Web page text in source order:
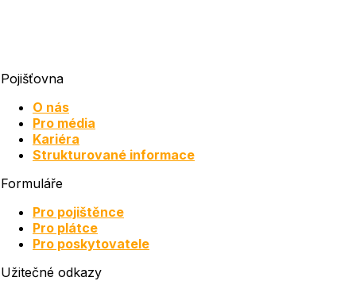
Pojišťovna
O nás
Pro média
Kariéra
Strukturované informace
Formuláře
Pro pojištěnce
Pro plátce
Pro poskytovatele
Užitečné odkazy